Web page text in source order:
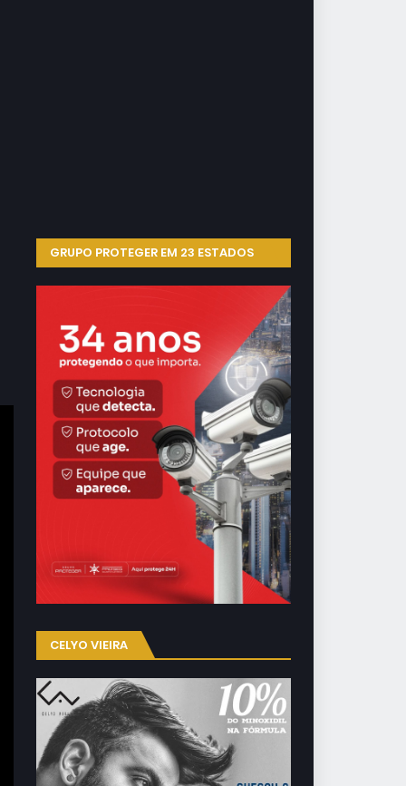
GRUPO PROTEGER EM 23 ESTADOS
CELYO VIEIRA